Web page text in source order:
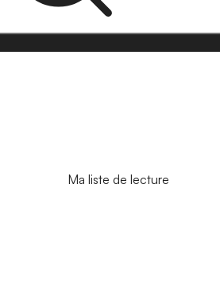
Ma liste de lecture